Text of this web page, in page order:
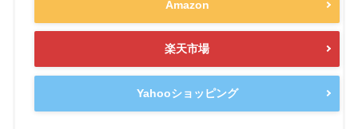
Amazon
楽天市場
Yahooショッピング